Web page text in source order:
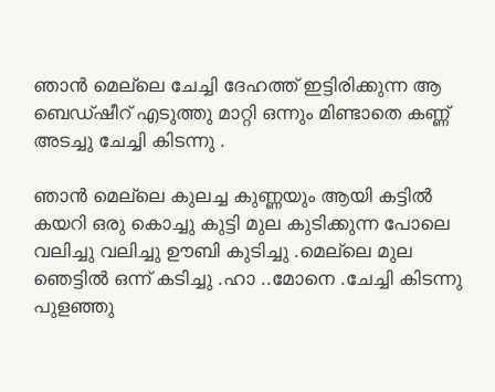
ഞാൻ മെല്ലെ ചേച്ചി ദേഹത്ത് ഇട്ടിരിക്കുന്ന ആ
ബെഡ്ഷീറ് എടുത്തു മാറ്റി ഒന്നും മിണ്ടാതെ കണ്ണ്
അടച്ചു ചേച്ചി കിടന്നു .
ഞാൻ മെല്ലെ കുലച്ച കുണ്ണയും ആയി കട്ടിൽ
കയറി ഒരു കൊച്ചു കുട്ടി മുല കുടിക്കുന്ന പോലെ
വലിച്ചു വലിച്ചു ഊബി കുടിച്ചു .മെല്ലെ മുല
ഞെട്ടിൽ ഒന്ന് കടിച്ചു .ഹാ ..മോനെ .ചേച്ചി കിടന്നു
പുളഞ്ഞു